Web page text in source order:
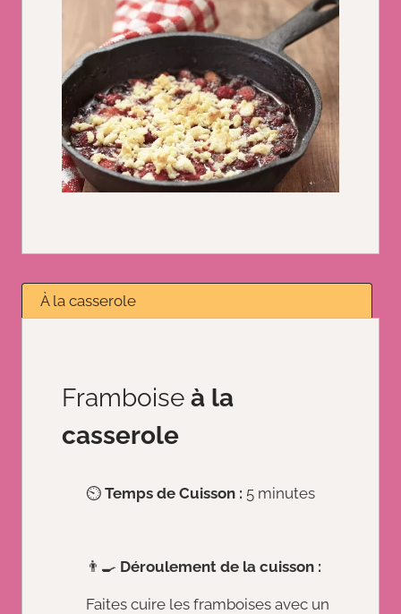
À la casserole
Framboise à la
casserole
⏲️ Temps de Cuisson : 5 minutes
👨‍🍳 Déroulement de la cuisson :
Faites cuire les framboises avec un